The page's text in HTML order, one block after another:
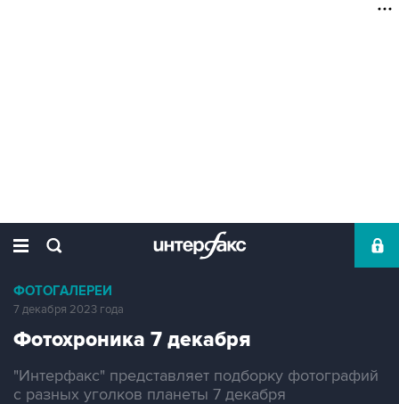
ФОТОГАЛЕРЕИ
7 декабря 2023 года
Фотохроника 7 декабря
"Интерфакс" представляет подборку фотографий
с разных уголков планеты 7 декабря